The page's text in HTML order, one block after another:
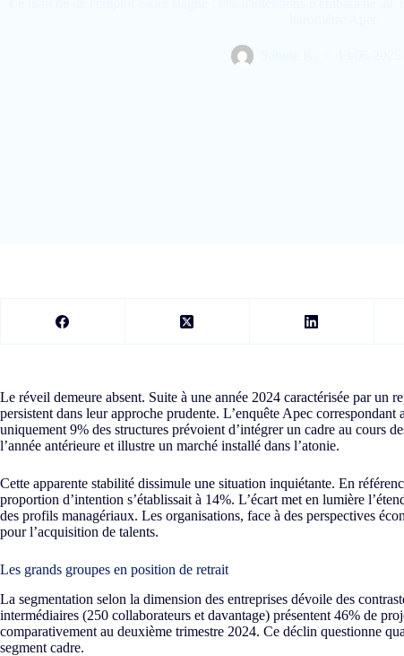
Le réveil demeure absent. Suite à une année 2024 caractérisée par un
persistent dans leur approche prudente. L’enquête Apec
uniquement 9% des structures prévoient d’intégrer un cadre au cours
l’année antérieure et illustre un marché installé dans l’atonie.
Cette apparente stabilité dissimule une situation inquiétante. En
proportion d’intention s’établissait à 14%. L’écart met en lumière
des profils managériaux. Les organisations, face à des perspectives
pour l’acquisition de talents.
Les grands groupes en position de retrait
La segmentation selon la dimension des entreprises dévoile des
intermédiaires (250 collaborateurs et davantage) présentent 46% de
comparativement au deuxième trimestre 2024. Ce déclin questionne
segment cadre.